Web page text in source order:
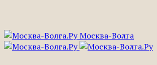
Москва-Волга